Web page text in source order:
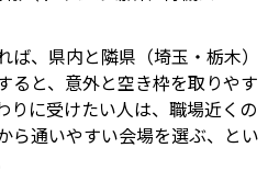
、県内と隣県（埼玉・栃木）
ると、意外と空き枠を取りやす
りに受けたい人は、職場近くの
ら通いやすい会場を選ぶ、とい